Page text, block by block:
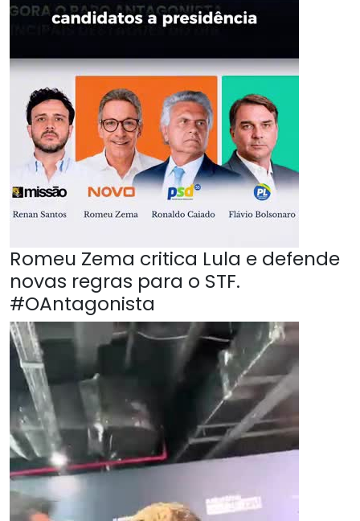
Romeu Zema critica Lula e defende
novas regras para o STF.
#OAntagonista